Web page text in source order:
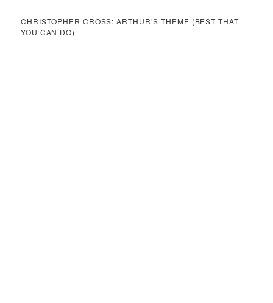
CHRISTOPHER CROSS: ARTHUR’S THEME (BEST THAT
YOU CAN DO)